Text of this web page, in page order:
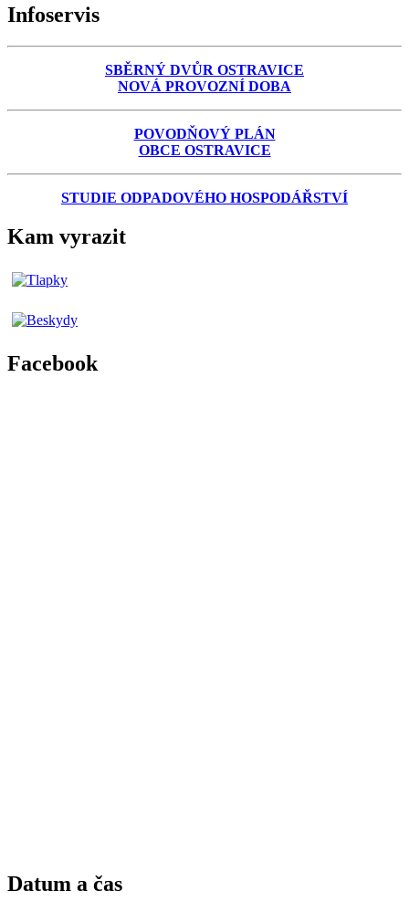
Infoservis
SBĚRNÝ DVŮR OSTRAVICE
NOVÁ PROVOZNÍ DOBA
POVODŇOVÝ PLÁN
OBCE OSTRAVICE
STUDIE ODPADOVÉHO HOSPODÁŘSTVÍ
Kam vyrazit
Facebook
Datum a čas